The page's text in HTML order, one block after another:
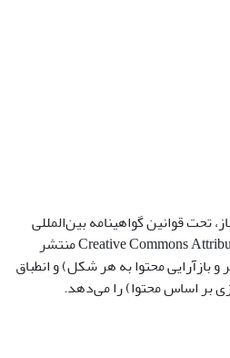
تحت قوانین گواهینامه بین‌المللی
Creative Commons Attribution 4.0 International License منتشر
بازآرایی محتوا به هر شکل) و انطباق
بر اساس محتوا) را می‌دهد.